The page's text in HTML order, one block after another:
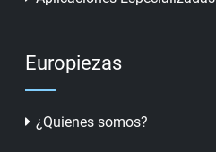
Europiezas
¿Quienes somos?